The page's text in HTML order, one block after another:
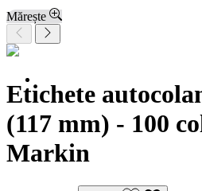
Mărește
Etichete
(117 mm) - 100
Markin